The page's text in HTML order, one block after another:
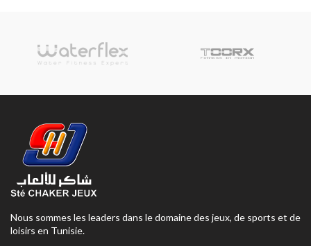
Nous sommes les leaders dans le domaine des jeux, de sports et de
loisirs en Tunisie.